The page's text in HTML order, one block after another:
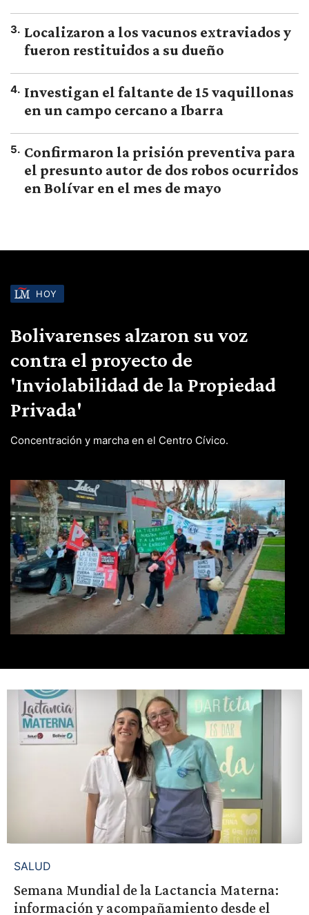
3. Localizaron a los vacunos extraviados y
fueron restituidos a su dueño
4. Investigan el faltante de 15 vaquillonas
en un campo cercano a Ibarra
5. Confirmaron la prisión preventiva para
el presunto autor de dos robos ocurridos
en Bolívar en el mes de mayo
HOY
Bolivarenses alzaron su voz
contra el proyecto de
'Inviolabilidad de la Propiedad
Privada'
Concentración y marcha en el Centro Cívico.
SALUD
Semana Mundial de la Lactancia Materna:
información y acompañamiento desde el